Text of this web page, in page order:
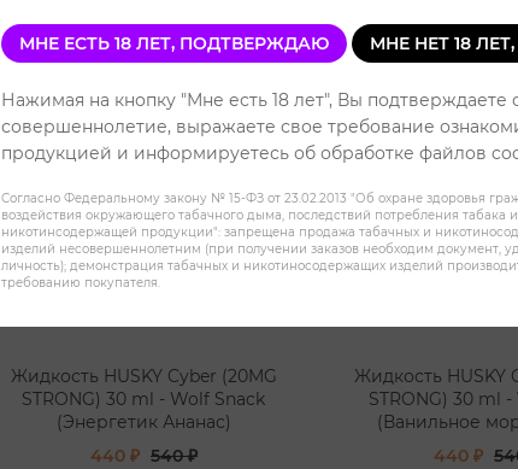
Жидкость HUSKY Cyber (20MG
STRONG) 30 ml - Wolf Snack
(Энергетик Ананас)
440 ₽ 540 ₽
Жидкость HUSKY
STRONG) 30 ml
(Ванильное
440 ₽
МНЕ ЕСТЬ 18 ЛЕТ, ПОДТВЕРЖДАЮ МНЕ НЕТ 18
Нажимая на кнопку "Мне есть 18 лет", Вы подтверждаете
совершеннолетие, выражаете свое требование
продукцией и информируетесь об обработке файлов
Согласно Федеральному закону № 15-ФЗ от 23.02.2013 "Об охране здоровья
воздействия окружающего табачного дыма, последствий потребления табака
никотинсодержащей продукции": запрещена продажа табачных и
изделий несовершеннолетним (при получении заказов необходим документ,
личность); демонстрация табачных и никотиносодержащих изделий
требованию покупателя.